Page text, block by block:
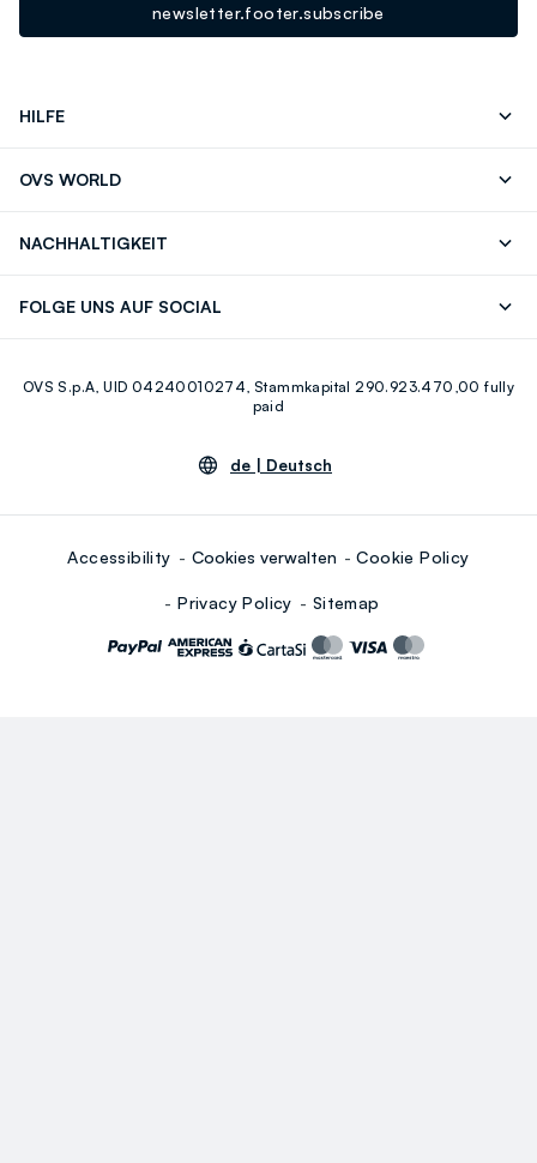
newsletter.footer.subscribe
HILFE
Bestellung/Rücksendung
OVS WORLD
NACHHALTIGKEIT
FOLGE UNS AUF SOCIAL
Youtube Linkedin
OVS S.p.A, UID 04240010274, Stammkapital 290.923.470,00 fully
paid
de | Deutsch
Accessibility Cookies verwalten Cookie Policy
Privacy Policy Sitemap